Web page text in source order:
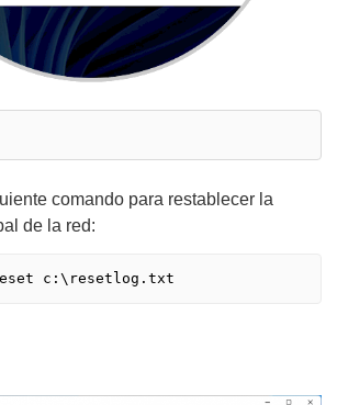
comando para restablecer la
de la red: